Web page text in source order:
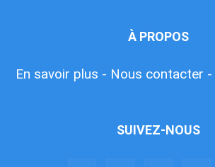
À PROPOS
En savoir plus - Nous contacter -
SUIVEZ-NOUS